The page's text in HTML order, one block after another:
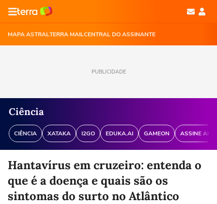
MAPA ASTRALTERRA MAILCENTRAL DO ASSINANTE
PUBLICIDADE
Ciência
CIÊNCIA XATAKA I2GO EDUKA.AI GAMEON ASSINE
Hantavírus em cruzeiro: entenda o
que é a doença e quais são os
sintomas do surto no Atlântico